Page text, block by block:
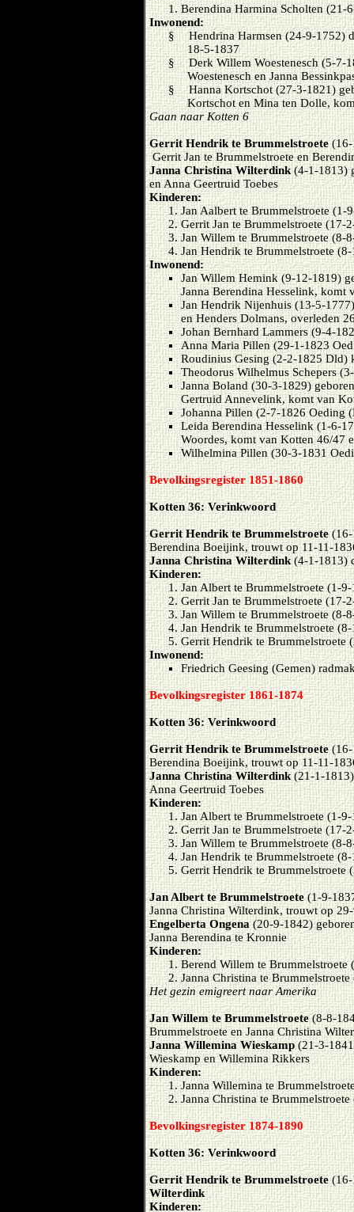
Berendina Harmina Scholten (21-
Inwonend:
§
Hendrina Harmsen (24-9-1752)
18-5-1837
§
Derk Willem Woestenesch (5-7-
Woestenesch en Janna
§
Hanna Kortschot (27-3-1821)
Kortschot en Mina ten Dolle,
Gaan naar Kotten 6
Gerrit Hendrik te Brummelstroete
Gerrit Jan te Brummelstroete en
Janna Christina Wilterdink (4-1-1813)
en Anna Geertruid Toebes
Kinderen:
Jan Aalbert te Brummelstroete (1-
Gerrit Jan te Brummelstroete (17-
Jan Willem te Brummelstroete (8-
Jan Hendrik te Brummelstroete
Inwonend:
Jan Willem Hemink (9-12-1819)
Janna Berendina Hesselink, komt
Jan Hendrik Nijenhuis (13-5-
en Henders Dolmans, overleden
Johan Bernhard Lammers (9-4-
Anna Maria Pillen (29-1-1823
Roudinius Gesing (2-2-1825 Dld)
Theodorus Wilhelmus Schepers
Janna Boland (30-3-1829)
Gertruid Annevelink, komt van
Johanna Pillen (2-7-1826 Oeding
Leida Berendina Hesselink (1-6-
Woordes, komt van Kotten 46/47
Wilhelmina Pillen (30-3-1831
Bevolkingsregister 1851-1860
Kotten 36: Verinkwoord
Gerrit Hendrik te Brummelstroete(16-
Berendina Boeijink, trouwt op 11-11-
Janna Christina Wilterdink (4-1-1813)
Kinderen:
Jan Albert te Brummelstroete (1-
Gerrit Jan te Brummelstroete (17-
Jan Willem te Brummelstroete (8-
Jan Hendrik te Brummelstroete
Gerrit Hendrik te Brummelstroete
Inwonend:
Friedrich Geesing (Gemen)
Bevolkingsregister 1861-1874
Kotten 36: Verinkwoord
Gerrit Hendrik te Brummelstroete
Berendina Boeijink, trouwt op 11-11-
Janna Christina Wilterdink(21-1-1813)
Anna Geertruid Toebes
Kinderen:
Jan Albert te Brummelstroete (1-
Gerrit Jan te Brummelstroete (17-
Jan Willem te Brummelstroete (8-
Jan Hendrik te Brummelstroete
Gerrit Hendrik te Brummelstroete
Jan Albert te Brummelstroete(1-9-
Janna Christina Wilterdink, trouwt op
Engelberta Ongena(20-9-1842)
Janna Berendina te Kronnie
Kinderen:
Berend Willem te Brummelstroete
Janna Christina te
Het gezin emigreert naar Amerika
Jan Willem te Brummelstroete(8-8-
Brummelstroete en Janna Christina
Janna Willemina Wieskamp(21-3-
Wieskamp en Willemina Rikkers
Kinderen:
Janna Willemina te
Janna Christina te
Bevolkingsregister 1874-1890
Kotten 36: Verinkwoord
Gerrit Hendrik te Brummelstroete(16-
Wilterdink
Kinderen: